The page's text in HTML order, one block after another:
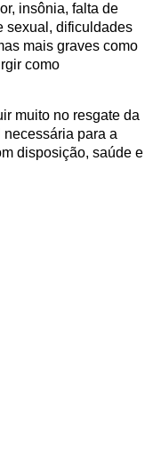
insônia, falta de
sexual, dificuldades
mais graves como
como
muito no resgate da
para a
disposição, saúde e